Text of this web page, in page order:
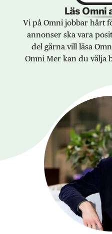
Läs
Vi på Omni jobbar hårt
annonser ska vara
del gärna vill läsa
Omni Mer kan du välja